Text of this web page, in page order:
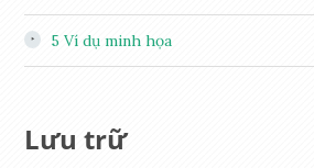
5 Ví dụ minh họa
Lưu trữ